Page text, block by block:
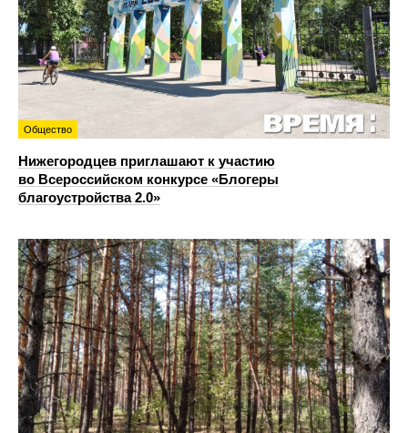
Общество
Нижегородцев приглашают к участию
во Всероссийском конкурсе «Блогеры
благоустройства 2.0»